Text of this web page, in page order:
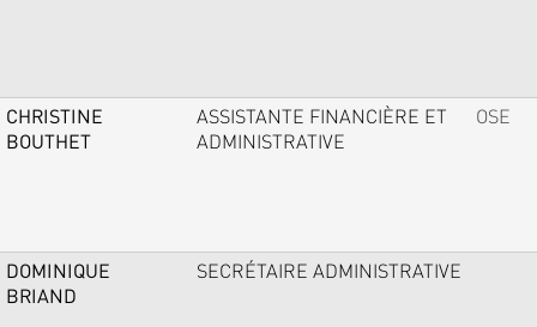
CHRISTINE
BOUTHET
ASSISTANTE FINANCIÈRE ET
ADMINISTRATIVE
OSE
DOMINIQUE
BRIAND
SECRÉTAIRE ADMINISTRATIVE